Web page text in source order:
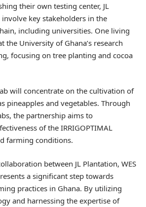
their own testing center, JL
key stakeholders in the
including universities. One living
the University of Ghana’s research
focusing on tree planting and cocoa
will concentrate on the cultivation of
pineapples and vegetables. Through
the partnership aims to
of the IRRIGOPTIMAL
farming conditions.
between JL Plantation, WES
a significant step towards
practices in Ghana. By utilizing
and harnessing the expertise of